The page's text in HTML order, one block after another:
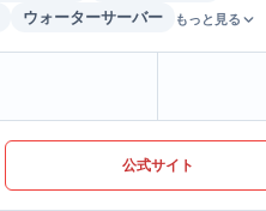
ウォーターサーバー もっと見る
公式サイト